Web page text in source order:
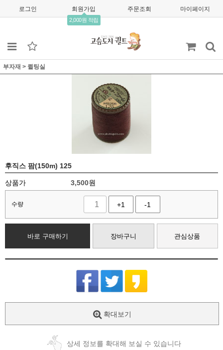
로그인 회원가입
2,000원 적립
주문조회 마이페이지
부자재 > 퀼팅실
후직스 팜(150m) 125
상품가 3,500원
수량 +1 -1
바로 구매하기 장바구니 관심상품
확대보기
상세 정보를 확대해 보실 수 있습니다